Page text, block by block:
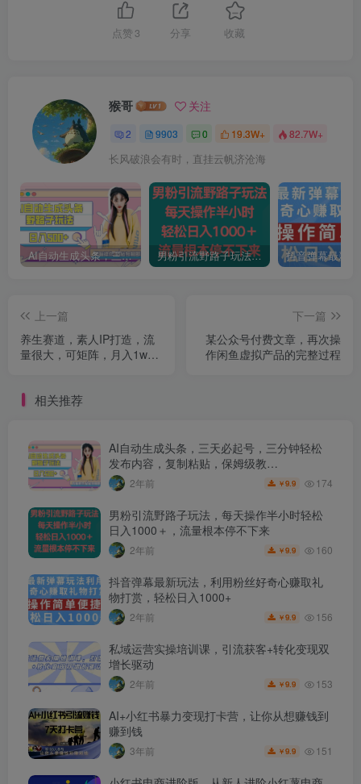
点赞 3 分享 收藏
猴哥 关注
2 9903 0 19.3W+ 82.7W+
长风破浪会有时，直挂云帆济沧海
AI自动生成头条，三天必起号，三分钟轻松发布内容，复制粘贴，保姆级教… 男粉引流野路子玩法，每天操作半小时轻松日入1000＋，流量根本停不下来
上一篇
养生赛道，素人IP打造，流
量很大，可矩阵，月入1w+
下一篇
某公众号付费文章，再次操
作闲鱼虚拟产品的完整过程
相关推荐
AI自动生成头条，三天必起号，三分钟轻松
发布内容，复制粘贴，保姆级教…
2年前 ￥9.9 174
男粉引流野路子玩法，每天操作半小时轻松
日入1000＋，流量根本停不下来
2年前 ￥9.9 160
抖音弹幕最新玩法，利用粉丝好奇心赚取礼
物打赏，轻松日入1000+
2年前 ￥9.9 156
私域运营实操培训课，引流获客+转化变现双
增长驱动
2年前 ￥9.9 153
AI+小红书暴力变现打卡营，让你从想赚钱到
赚到钱
3年前 ￥9.9 151